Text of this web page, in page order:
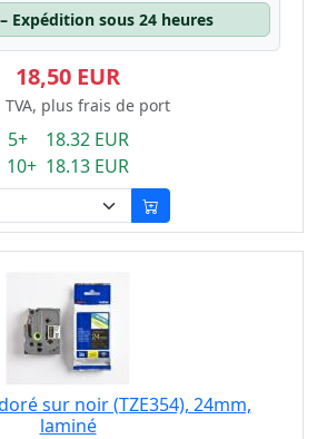
Expédition sous 24 heures
18,50 EUR
TVA, plus frais de port
5+ 18.32 EUR
10+ 18.13 EUR
sur noir (TZE354), 24mm,
laminé